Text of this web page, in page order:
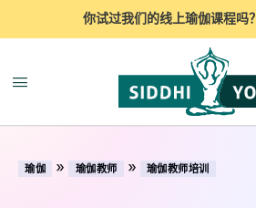
你试过我们的线上瑜伽课程吗？
瑜伽 » 瑜伽教师 » 瑜伽教师培训